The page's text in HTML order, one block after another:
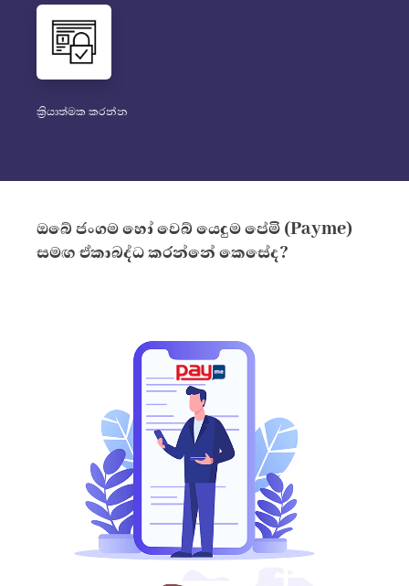
ක්‍රියාත්මක කරන්න
ඔබේ ජංගම හෝ වෙබ් යෙදුම පේමි (Payme)
සමඟ ඒකාබද්ධ කරන්නේ කෙසේද?